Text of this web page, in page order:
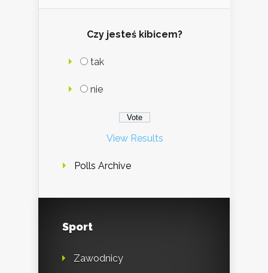
Czy jesteś kibicem?
tak
nie
View Results
Polls Archive
Sport
Zawodnicy